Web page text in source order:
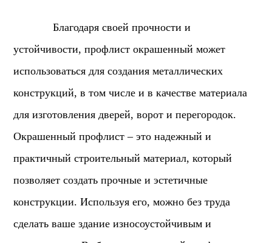
Благодаря своей прочности и
устойчивости, профлист окрашенный может
использоваться для создания металлических
конструкций, в том числе и в качестве материала
для изготовления дверей, ворот и перегородок.
Окрашенный профлист – это надежный и
практичный строительный материал, который
позволяет создать прочные и эстетичные
конструкции. Используя его, можно без труда
сделать ваше здание износоустойчивым и